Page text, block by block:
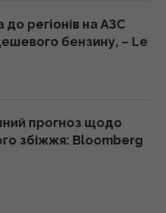
до регіонів на АЗС
бензину, – Le
прогноз щодо
збіжжя: Bloomberg